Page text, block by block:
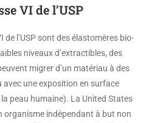
VI de l’USP
de l’USP sont des élastomères bio-
niveaux d’extractibles, des
migrer d’un matériau à des
avec une exposition en surface
peau humaine). La United States
organisme indépendant à but non